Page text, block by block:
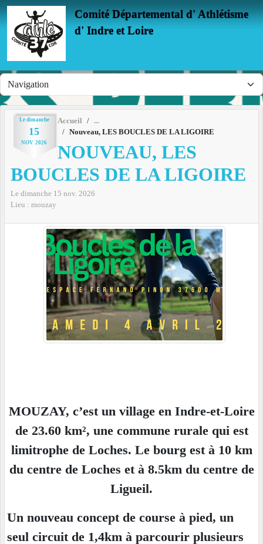
Comité Départemental d' Athlétisme
d' Indre et Loire
Le dimanche
15
NOV. 2026
Accueil
Nouveau, LES BOUCLES DE LA LIGOIRE
NOUVEAU, LES
BOUCLES DE LA LIGOIRE
Le dimanche 15 nov. 2026
Lieu : mouzay
MOUZAY, c’est un village en Indre-et-Loire
de 23.60 km², une commune rurale qui est
limitrophe de Loches. Le bourg est à 10 km
du centre de Loches et à 8.5km du centre de
Ligueil.
Un nouveau concept de course à pied, un
seul circuit de 1,4km à parcourir plusieurs
Panneau de gestion des cookies